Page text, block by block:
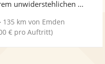
unwiderstehlichen ...
135 km von Emden
€ pro Auftritt)